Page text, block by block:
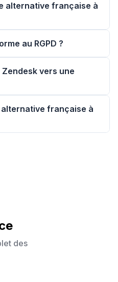
alternative française à
au RGPD ?
vers une
française à
des